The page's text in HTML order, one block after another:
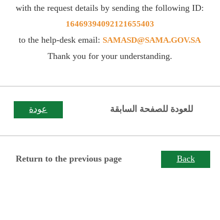
with the request details by sending the following ID:
16469394092121655403
to the help-desk email: SAMASD@SAMA.GOV.SA
Thank you for your understanding.
Return to the previous page Back
للعودة للصفحة السابقة عودة